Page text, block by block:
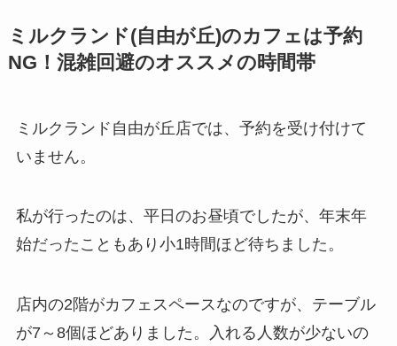
ミルクランド(自由が丘)のカフェは予約
NG！混雑回避のオススメの時間帯
ミルクランド自由が丘店では、予約を受け付けて
いません。
私が行ったのは、平日のお昼頃でしたが、年末年
始だったこともあり小1時間ほど待ちました。
店内の2階がカフェスペースなのですが、テーブル
が7～8個ほどありました。入れる人数が少ないの